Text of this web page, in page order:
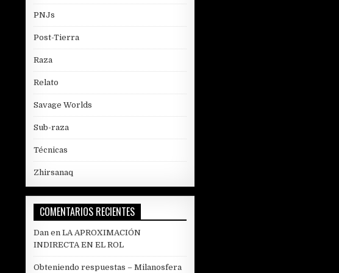
PNJs
Post-Tierra
Raza
Relato
Savage Worlds
Sub-raza
Técnicas
Zhirsanaq
COMENTARIOS RECIENTES
Dan en LA APROXIMACIÓN
INDIRECTA EN EL ROL
Obteniendo respuestas – Milanosfera